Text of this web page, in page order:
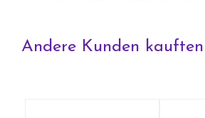
* Gesundheitsbezogene Angabe bis
durch die Europäische Kommission
Andere Kunden